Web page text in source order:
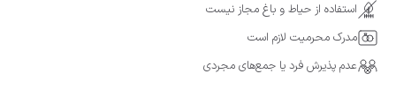
استفاده از حیاط و باغ مجاز نیست
مدرک محرمیت لازم است
عدم پذیرش فرد یا جمع‌های مجردی